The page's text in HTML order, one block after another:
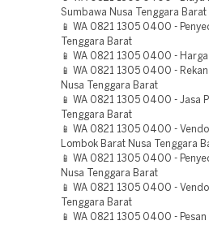
Sumbawa Nusa Tenggara Barat
📱 WA 0821 1305 0400 -
Tenggara Barat
📱 WA 0821 1305 0400 -
📱 WA 0821 1305 0400 -
Nusa Tenggara Barat
📱 WA 0821 1305 0400 - Jasa
Tenggara Barat
📱 WA 0821 1305 0400 -
Lombok Barat Nusa Tenggara
📱 WA 0821 1305 0400 -
Nusa Tenggara Barat
📱 WA 0821 1305 0400 -
Tenggara Barat
📱 WA 0821 1305 0400 -